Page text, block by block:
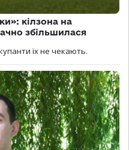
кілзона на
збільшилася
їх не чекають.